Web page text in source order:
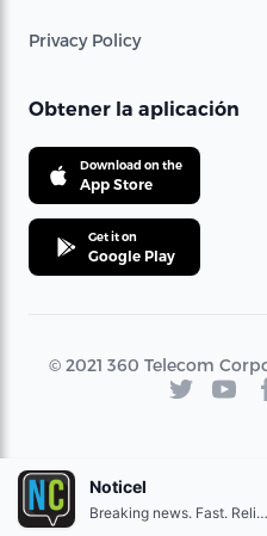
Privacy Policy
Obtener la aplicación
Download on the
App Store
Get it on
Google Play
© 2021 360 Telecom
Noticel
Breaking news. Fast. Reliable.